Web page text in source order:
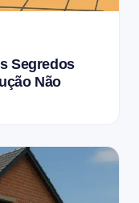
Segredos
Não